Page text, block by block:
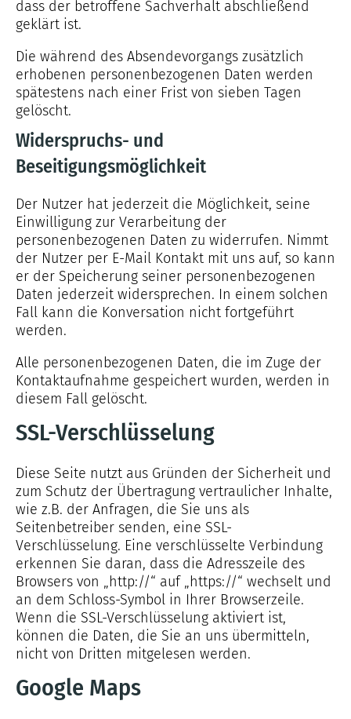
dass der betroffene Sachverhalt abschließend
geklärt ist.
Die während des Absendevorgangs zusätzlich
erhobenen personenbezogenen Daten werden
spätestens nach einer Frist von sieben Tagen
gelöscht.
Widerspruchs- und
Beseitigungsmöglichkeit
Der Nutzer hat jederzeit die Möglichkeit, seine
Einwilligung zur Verarbeitung der
personenbezogenen Daten zu widerrufen. Nimmt
der Nutzer per E-Mail Kontakt mit uns auf, so kann
er der Speicherung seiner personenbezogenen
Daten jederzeit widersprechen. In einem solchen
Fall kann die Konversation nicht fortgeführt
werden.
Alle personenbezogenen Daten, die im Zuge der
Kontaktaufnahme gespeichert wurden, werden in
diesem Fall gelöscht.
SSL-Verschlüsselung
Diese Seite nutzt aus Gründen der Sicherheit und
zum Schutz der Übertragung vertraulicher Inhalte,
wie z.B. der Anfragen, die Sie uns als
Seitenbetreiber senden, eine SSL-
Verschlüsselung. Eine verschlüsselte Verbindung
erkennen Sie daran, dass die Adresszeile des
Browsers von „http://“ auf „https://“ wechselt und
an dem Schloss-Symbol in Ihrer Browserzeile.
Wenn die SSL-Verschlüsselung aktiviert ist,
können die Daten, die Sie an uns übermitteln,
nicht von Dritten mitgelesen werden.
Google Maps